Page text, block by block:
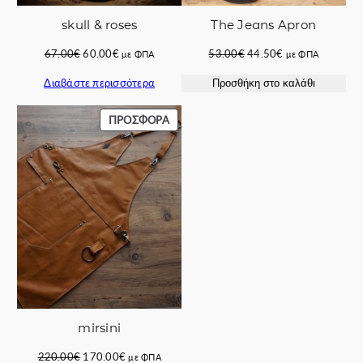
skull & roses
67.00€Original
was:
60.00€Η
τιμή
60.00€.
με ΦΠΑ
Διαβάστε περισσότερα
The Jeans Apron
53.00€ Original
was:
44.50€ Η
τιμή
με ΦΠΑ
Προσθήκη στο καλάθι
ΠΡΟΣΦΟΡΆΠΡΟΪΌΝ
ΣΕ
ΠΡΟΣΦΟΡΆ
mirsini
220.00€ Original
170.00€Η
με ΦΠΑ